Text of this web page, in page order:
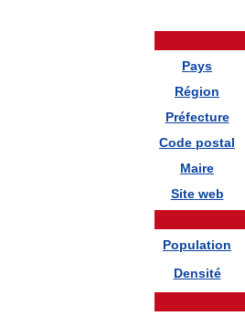
Pays
Région
Préfecture
Code postal
Maire
Site web
Population
Densité